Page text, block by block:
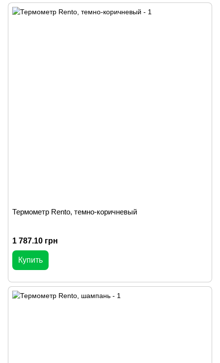
Термометр Rento, темно-коричневый
1 787.10 грн
Купить